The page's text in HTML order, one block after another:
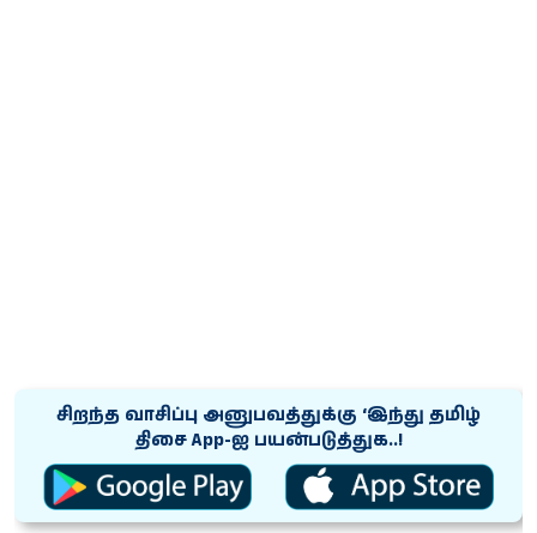
சிறந்த வாசிப்பு அனுபவத்துக்கு ‘இந்து தமிழ்
திசை App-ஐ பயன்படுத்துக..!